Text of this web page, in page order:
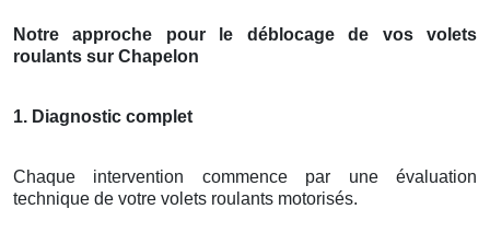
Notre approche pour le déblocage de vos volets
roulants sur Chapelon
1. Diagnostic complet
Chaque intervention commence par une évaluation
technique de votre volets roulants motorisés.